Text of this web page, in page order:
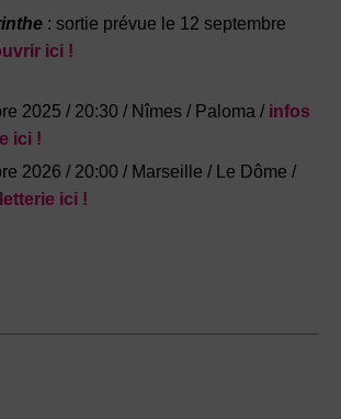
: sortie prévue le 12 septembre
ici !
2025 / 20:30 / Nîmes / Paloma / infos
ici !
2026 / 20:00 / Marseille / Le Dôme /
ici !